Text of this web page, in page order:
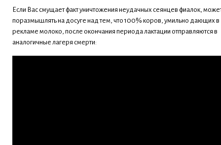
Если Вас смущает факт уничтожения неудачных сеянцев фиалок,
поразмышлять на досуге над тем, что 100% коров, умильно дающих в
рекламе молоко, после окончания периода лактации отправляются в
аналогичные лагеря смерти: